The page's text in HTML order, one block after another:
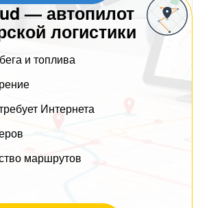
— автопилот
логистики
и топлива
Интернета
маршрутов